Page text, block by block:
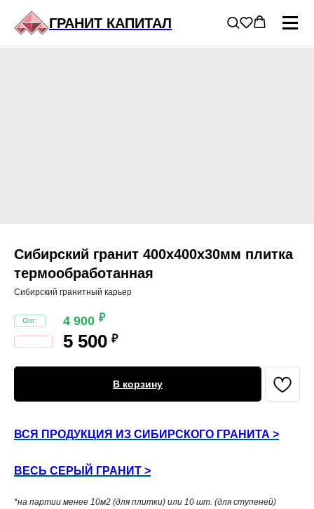
ГРАНИТ КАПИТАЛ
ГЛАВНАЯ / ГРАНИТ В ПРОДАЖЕ
Сибирский гранит 400х400х30мм плитка
термообработанная
Сибирский гранитный карьер
4 900 ₽
5 500 ₽
В корзину
ВСЯ ПРОДУКЦИЯ ИЗ СИБИРСКОГО ГРАНИТА >
ВЕСЬ СЕРЫЙ ГРАНИТ >
*на партии менее 10м2 (для плитки) или 10 шт. (для ступеней)